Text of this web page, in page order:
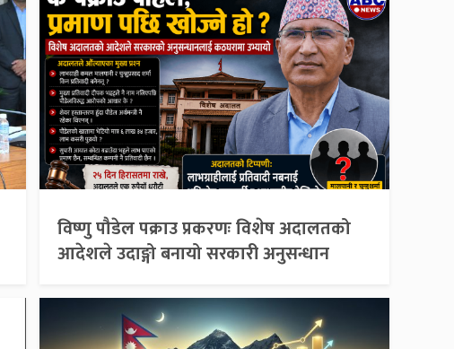
विष्णु पौडेल पक्राउ प्रकरणः विशेष अदालतको
आदेशले उदाङ्गो बनायो सरकारी अनुसन्धान